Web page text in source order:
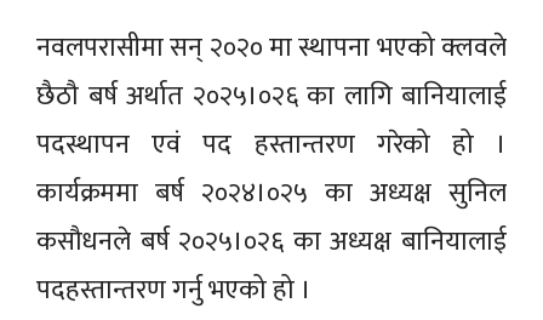
नवलपरासीमा सन् २०२० मा स्थापना भएको क्लवले
छैठौ बर्ष अर्थात २०२५।०२६ का लागि बानियालाई
पदस्थापन एवं पद हस्तान्तरण गरेको हो ।
कार्यक्रममा बर्ष २०२४।०२५ का अध्यक्ष सुनिल
कसौधनले बर्ष २०२५।०२६ का अध्यक्ष बानियालाई
पदहस्तान्तरण गर्नु भएको हो ।